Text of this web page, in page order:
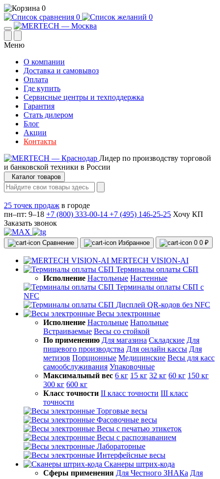
0
0
0
Меню
О компании
Доставка и самовывоз
Оплата
Где купить
Сервисные центры и техподдержка
Гарантия
Стать дилером
Блог
Акции
Контакты
Лидер по производству торговой
и банковской техники в России
Каталог товаров
25 точек продаж в городе
пн–пт: 9–18 +7 (800) 333-00-14 +7 (495) 146-25-25 Хочу КП
Заказать звонок
Сравнение Избранное 0 0 ₽
MERTECH VISION-AI
Терминалы оплаты СБП
Исполнение Настольные Настенные
Терминалы оплаты СБП с
NFC
Дисплей QR-кодов без NFC
Весы электронные
Исполнение Настольные Напольные
Встраиваемые Весы со стойкой
По применению Для магазина Складские Для
пищевого производства Для онлайн кассы Для
метизов Порционные Медицинские Весы для касс
самообслуживания Упаковочные
Максимальный вес 6 кг 15 кг 32 кг 60 кг 150 кг
300 кг 600 кг
Класс точности II класс точности III класс
точности
Торговые весы
Фасовочные весы
Весы с печатью этикеток
Весы с распознаванием
Лабораторные
Интерфейсные весы
Сканеры штрих-кода
Сферы применения Для Честного ЗНАКа Для